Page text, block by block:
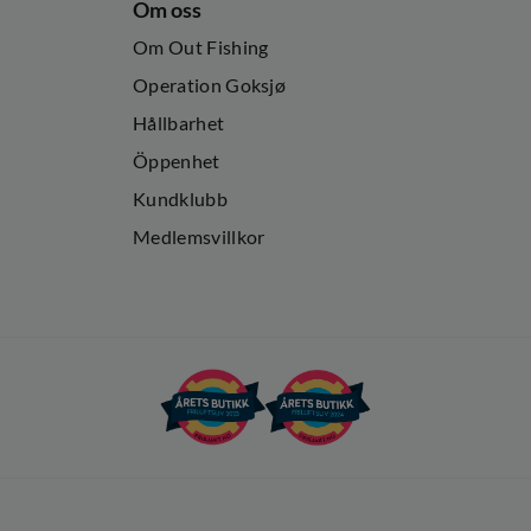
Om oss
Om Out Fishing
Operation Goksjø
Hållbarhet
Öppenhet
Kundklubb
Medlemsvillkor